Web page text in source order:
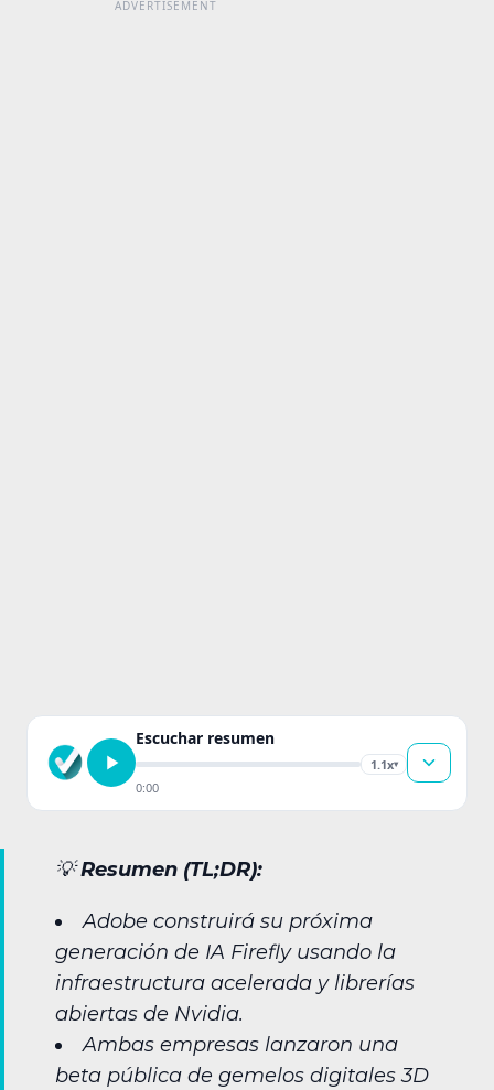
Escuchar resumen
1.1x▾
0:00
💡Resumen (TL;DR):
Adobe construirá su próxima
generación de IA Firefly usando la
infraestructura acelerada y librerías
abiertas de Nvidia.
Ambas empresas lanzaron una
beta pública de gemelos digitales 3D